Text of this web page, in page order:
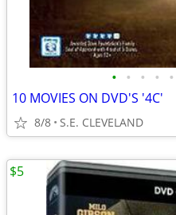
• • • • •
10 MOVIES ON DVD'S '4C'
8/8 S.E. CLEVELAND
$5